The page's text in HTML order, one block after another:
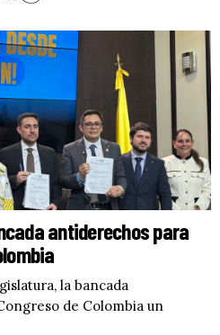
antiderechos para
la bancada
de Colombia un